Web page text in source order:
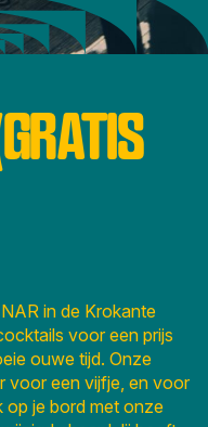
in de Krokante
voor een prijs
ouwe tijd. Onze
voor een vijfje, en voor
op je bord met onze